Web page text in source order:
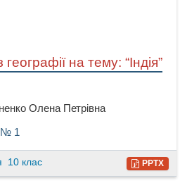
на тему: “Індія”
Олена Петрівна
№ 1
10 клас PPTX